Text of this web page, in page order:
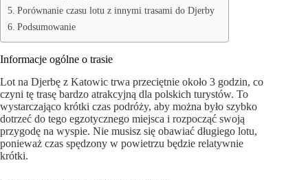
Porównanie czasu lotu z innymi trasami do Djerby
Podsumowanie
Informacje ogólne o trasie
Lot na Djerbę z Katowic trwa przeciętnie około 3 godzin, co
czyni tę trasę bardzo atrakcyjną dla polskich turystów. To
wystarczająco krótki czas podróży, aby można było szybko
dotrzeć do tego egzotycznego miejsca i rozpocząć swoją
przygodę na wyspie. Nie musisz się obawiać długiego lotu,
ponieważ czas spędzony w powietrzu będzie relatywnie
krótki.